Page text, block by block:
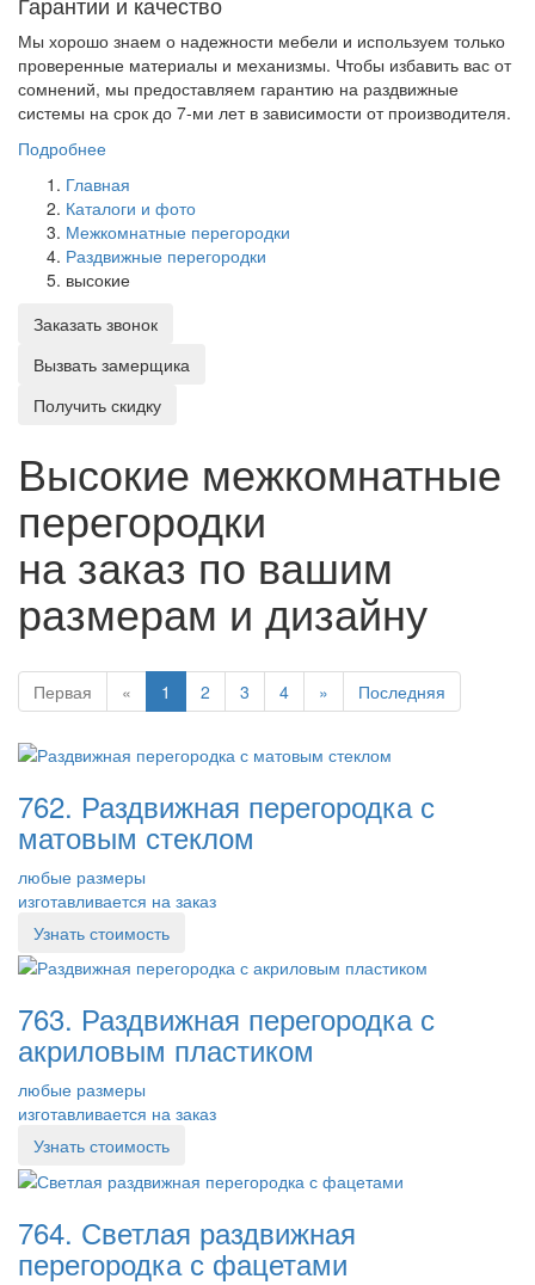
Мы хорошо знаем о надежности мебели и используем только
проверенные материалы и механизмы. Чтобы избавить вас от
сомнений, мы предоставляем гарантию на раздвижные
системы на срок до 7-ми лет в зависимости от производителя.
Подробнее
Главная
Каталоги и фото
Межкомнатные перегородки
Раздвижные перегородки
высокие
Заказать звонок
Вызвать замерщика
Получить скидку
Высокие межкомнатные
перегородки
на заказ по вашим
размерам и дизайну
Первая « 1 2 3 4 » Последняя
762. Раздвижная перегородка с
матовым стеклом
любые размеры
изготавливается на заказ
Узнать стоимость
763. Раздвижная перегородка с
акриловым пластиком
любые размеры
изготавливается на заказ
Узнать стоимость
764. Светлая раздвижная
перегородка с фацетами